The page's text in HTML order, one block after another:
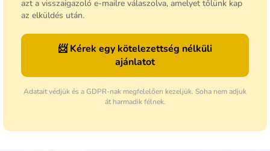
azt a visszaigazoló e-mailre válaszolva, amelyet tőlünk kap
az elküldés után.
📨 Kérek egy kötelezettség nélküli
ajánlatot
Adatait védjük és a GDPR-nak megfelelően kezeljük. Soha nem adjuk
át harmadik félnek.